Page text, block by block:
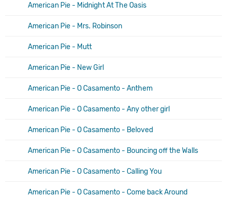
American Pie - Midnight At The Oasis
American Pie - Mrs. Robinson
American Pie - Mutt
American Pie - New Girl
American Pie - O Casamento - Anthem
American Pie - O Casamento - Any other girl
American Pie - O Casamento - Beloved
American Pie - O Casamento - Bouncing off the Walls
American Pie - O Casamento - Calling You
American Pie - O Casamento - Come back Around